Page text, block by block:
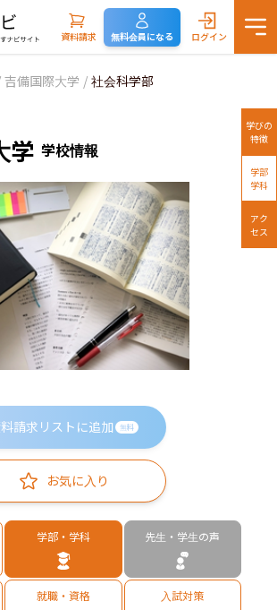
資料請求 無料会員になる ログイン
吉備国際大学 / 社会科学部
学 学校情報
請求リストに追加 無料
お気に入り
学部・学科 先生・学生の声
就職・資格 入試対策
学びの
特徴
学部
学科
アク
セス